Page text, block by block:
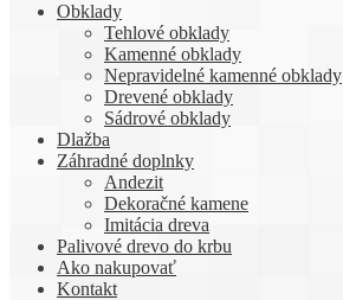
Obklady
Tehlové obklady
Kamenné obklady
Nepravidelné kamenné obklady
Drevené obklady
Sádrové obklady
Dlažba
Záhradné doplnky
Andezit
Dekoračné kamene
Imitácia dreva
Palivové drevo do krbu
Ako nakupovať
Kontakt